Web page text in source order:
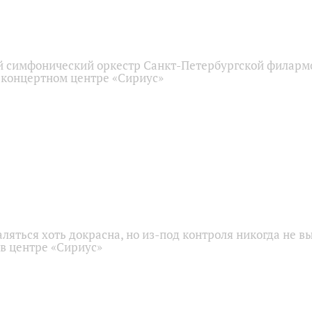
симфонический оркестр Санкт-Петербургской
центре «Сириус»
хоть докрасна, но из-под контроля никогда не
центре «Сириус»